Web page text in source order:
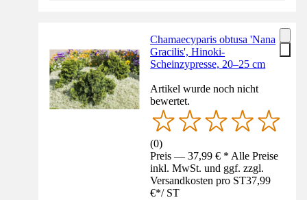
Chamaecyparis obtusa 'Nana
Gracilis', Hinoki-
Scheinzypresse, 20–25 cm
Artikel wurde noch nicht
bewertet.
(0)
Preis — 37,99 € * Alle Preise
inkl. MwSt. und ggf. zzgl.
Versandkosten pro ST37,99
€*/ ST